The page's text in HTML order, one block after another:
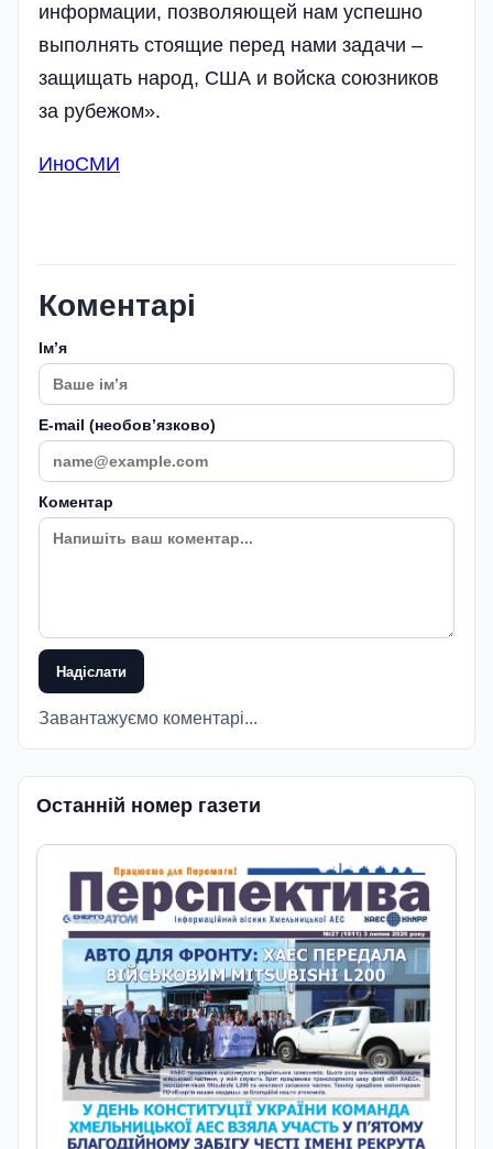
информации, позволяющей нам успешно
выполнять стоящие перед нами задачи –
защищать народ, США и войска союзников
за рубежом».
ИноСМИ
Коментарі
Імʼя
E-mail (необовʼязково)
Коментар
Надіслати
Завантажуємо коментарі...
Останній номер газети